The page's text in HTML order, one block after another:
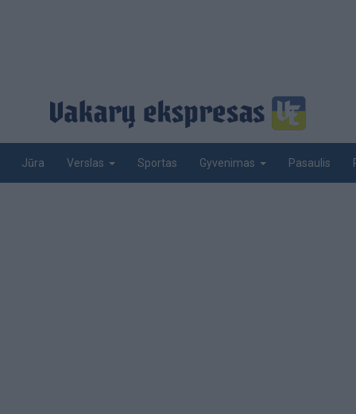
Jūra Verslas Sportas Gyvenimas Pasaulis